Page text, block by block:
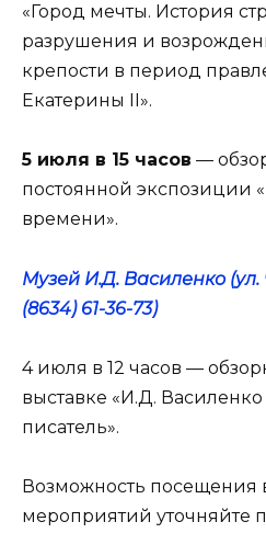
«Город мечты. История
разрушения и
крепости в период
Екатерины II».
5 июля в 15 часов —
постоянной экспозиции
времени».
Музей И.Д. Василенко (ул.
(8634) 61-36-73)
4 июля в 12 часов —
выставке «И.Д.
писатель».
Возможность посещения
мероприятий уточняйте